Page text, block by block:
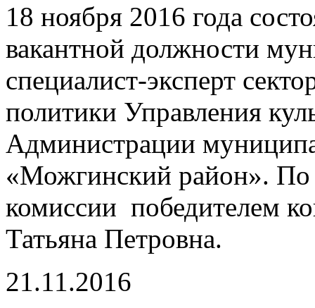
18 ноября 2016 года
вакантной должности
специалист-эксперт
политики Управления
Администрации
«Можгинский район».
комиссии победителем
Татьяна Петровна.
21.11.2016